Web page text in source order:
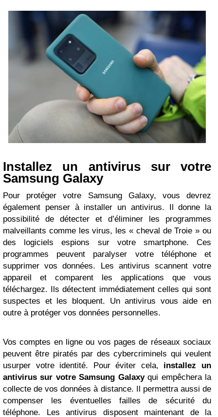
Installez un antivirus sur votre
Samsung Galaxy
Pour protéger votre Samsung Galaxy, vous devrez
également penser à installer un antivirus. Il donne la
possibilité de détecter et d’éliminer les programmes
malveillants comme les virus, les « cheval de Troie » ou
des logiciels espions sur votre smartphone. Ces
programmes peuvent paralyser votre téléphone et
supprimer vos données. Les antivirus scannent votre
appareil et comparent les applications que vous
téléchargez. Ils détectent immédiatement celles qui sont
suspectes et les bloquent. Un antivirus vous aide en
outre à protéger vos données personnelles.
Vos comptes en ligne ou vos pages de réseaux sociaux
peuvent être piratés par des cybercriminels qui veulent
usurper votre identité. Pour éviter cela, installez un
antivirus sur votre Samsung Galaxyqui empêchera la
collecte de vos données à distance. Il permettra aussi de
compenser les éventuelles failles de sécurité du
téléphone. Les antivirus disposent maintenant de la